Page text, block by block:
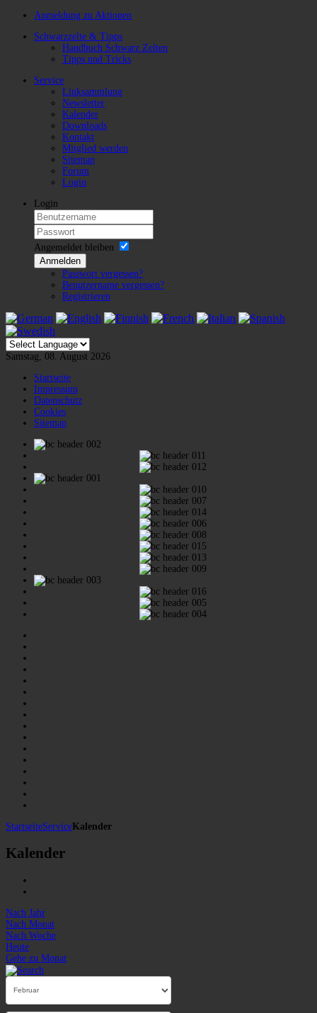
Anmeldung zu Aktionen
Schwarzzelte & Tipps
Handbuch Schwarz Zelten
Tipps und Tricks
Service
Linksammlung
Newsletter
Kalender
Downloads
Kontakt
Mitglied werden
Sitemap
Forum
Login
Login
Angemeldet bleiben
Anmelden
Passwort vergessen?
Benutzername vergessen?
Registrieren
Samstag, 08. August 2026
Startseite
Impressum
Datenschutz
Cookies
Sitemap
StartseiteService Kalender
Kalender
Nach Jahr
Nach Monat
Nach Woche
Heute
Gehe zu Monat